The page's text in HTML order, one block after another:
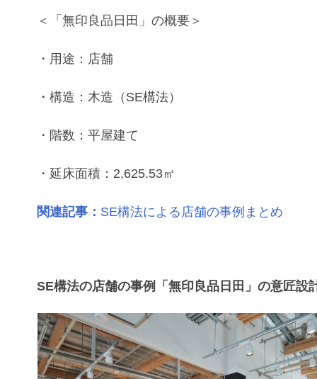
＜「無印良品日田」の概要＞
・用途：店舗
・構造：木造（SE構法）
・階数：平屋建て
・延床面積：2,625.53㎡
関連記事： SE構法による店舗の事例まとめ
SE構法の店舗の事例「無印良品日田」の意匠設